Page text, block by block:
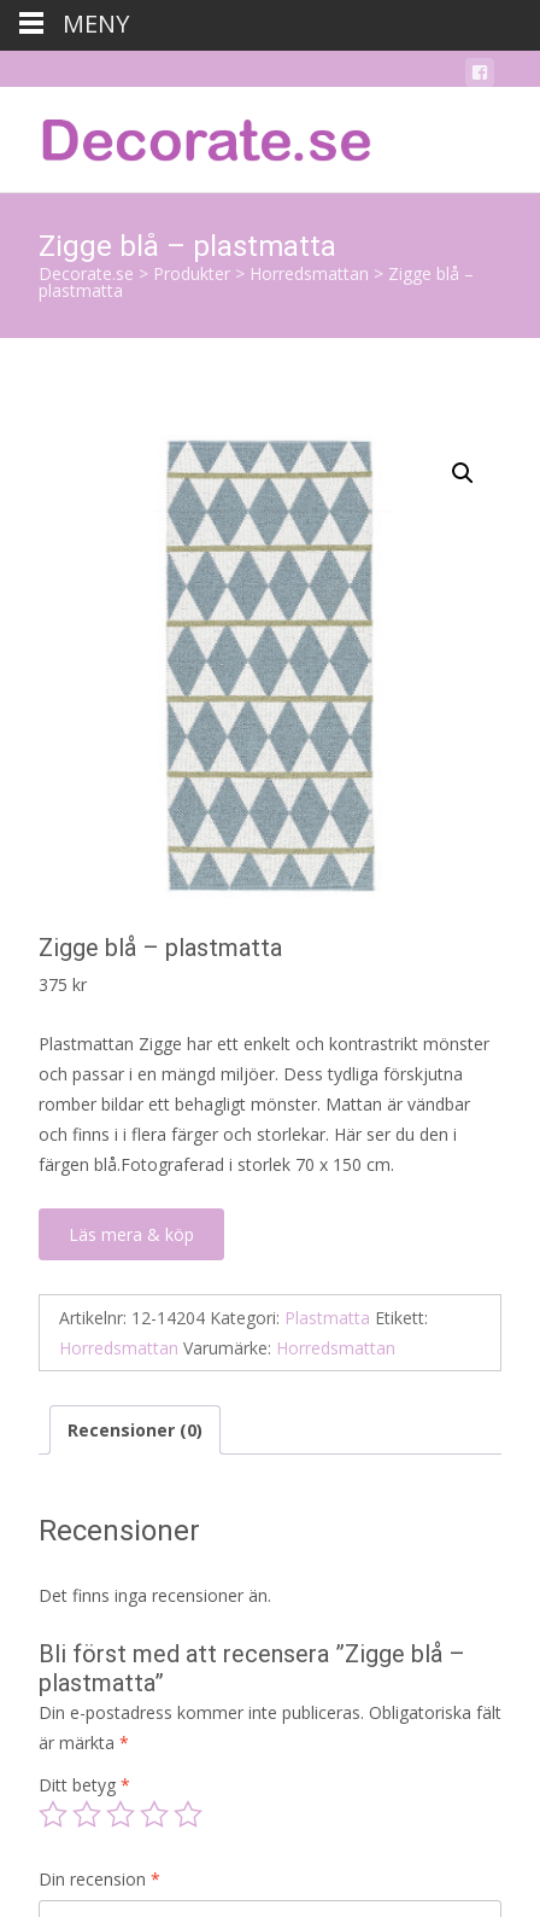
Zigge blå – plastmatta
Decorate.se > Produkter > Horredsmattan > Zigge blå –
plastmatta
Zigge blå – plastmatta
375 kr
Plastmattan Zigge har ett enkelt och kontrastrikt mönster
och passar i en mängd miljöer. Dess tydliga förskjutna
romber bildar ett behagligt mönster. Mattan är vändbar
och finns i i flera färger och storlekar. Här ser du den i
färgen blå.Fotograferad i storlek 70 x 150 cm.
Läs mera & köp
Artikelnr: 12-14204 Kategori: Plastmatta Etikett:
Horredsmattan Varumärke: Horredsmattan
Recensioner (0)
Recensioner
Det finns inga recensioner än.
Bli först med att recensera ”Zigge blå –
plastmatta”
Din e-postadress kommer inte publiceras. Obligatoriska fält
är märkta *
Ditt betyg *
Din recension *
MENY